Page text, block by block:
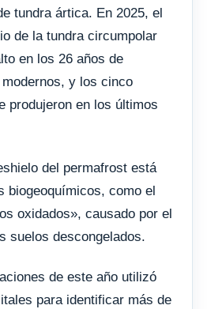
tundra ártica. En 2025, el
de la tundra circumpolar
en los 26 años de
y los cinco
produjeron en los últimos
del permafrost está
biogeoquímicos, como el
oxidados», causado por el
suelos descongelados.
de este año utilizó
para identificar más de